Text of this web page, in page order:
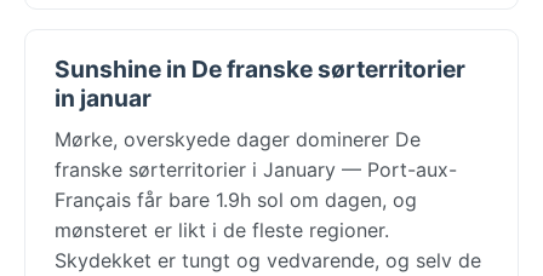
Sunshine in De franske sørterritorier
in januar
Mørke, overskyede dager dominerer De
franske sørterritorier i January — Port-aux-
Français får bare 1.9h sol om dagen, og
mønsteret er likt i de fleste regioner.
Skydekket er tungt og vedvarende, og selv de